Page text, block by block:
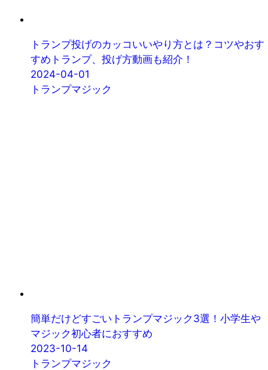
トランプ投げのカッコいいやり方とは？コツやおす
すめトランプ、投げ方動画も紹介！
2024-04-01
トランプマジック
簡単だけどすごいトランプマジック3選！小学生や
マジック初心者におすすめ
2023-10-14
トランプマジック